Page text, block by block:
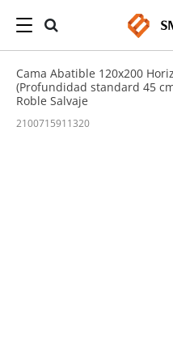
Hogar Cama Abatible
/ Cama Abatible
Cama Abatible 120x200
(Profundidad standard 45
Roble Salvaje
2100715911320